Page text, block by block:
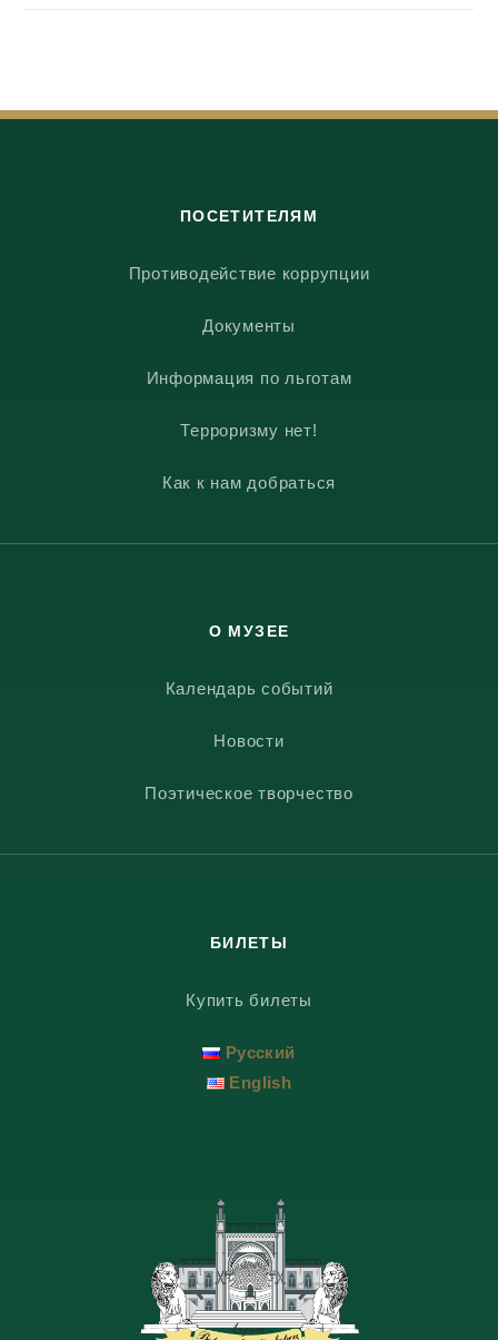
ПОСЕТИТЕЛЯМ
Противодействие коррупции
Документы
Информация по льготам
Терроризму нет!
Как к нам добраться
О МУЗЕЕ
Календарь событий
Новости
Поэтическое творчество
БИЛЕТЫ
Купить билеты
Русский
English